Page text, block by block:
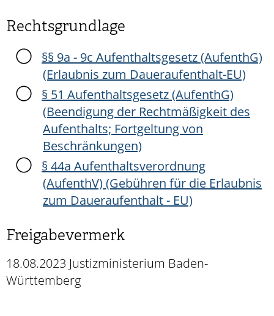
Rechtsgrundlage
§§ 9a - 9c Aufenthaltsgesetz (AufenthG)
(Erlaubnis zum Daueraufenthalt-EU)
§ 51 Aufenthaltsgesetz (AufenthG)
(Beendigung der Rechtmäßigkeit des
Aufenthalts; Fortgeltung von
Beschränkungen)
§ 44a Aufenthaltsverordnung
(AufenthV) (Gebühren für die Erlaubnis
zum Daueraufenthalt - EU)
Freigabevermerk
18.08.2023 Justizministerium Baden-
Württemberg